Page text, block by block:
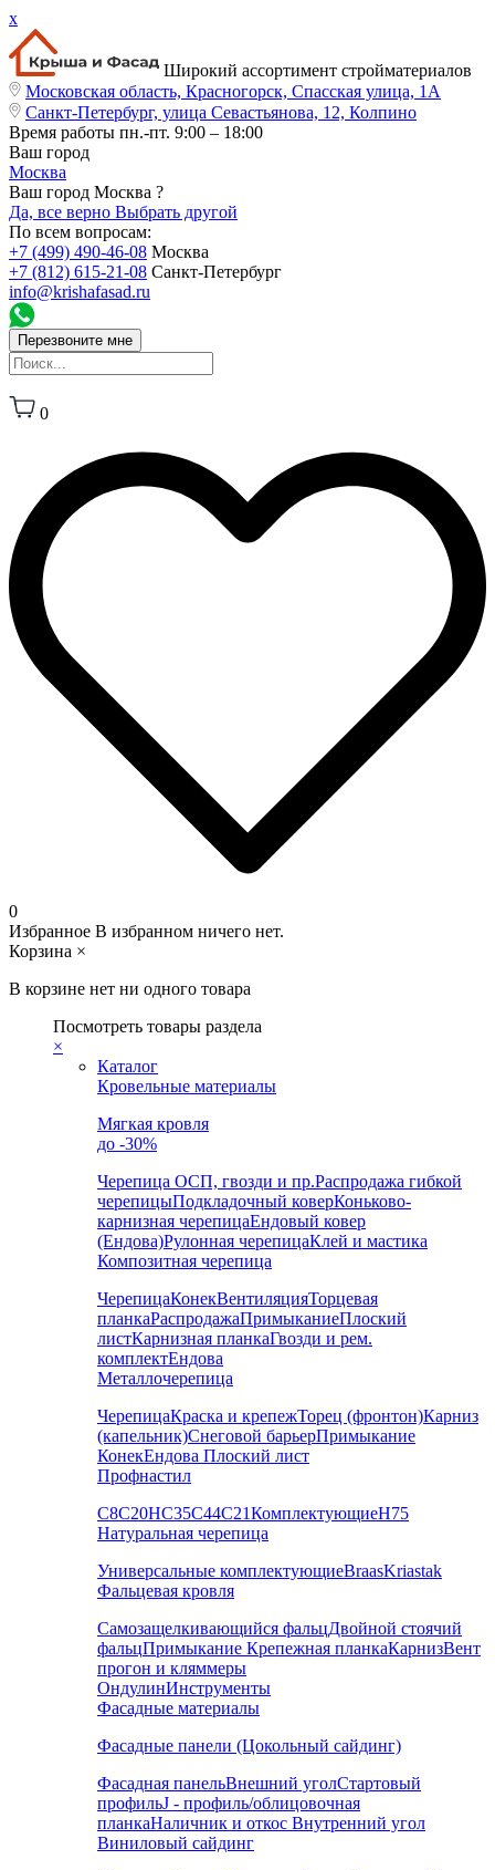
x
Широкий ассортимент стройматериалов
Московская область, Красногорск, Спасская улица, 1А
Санкт-Петербург, улица Севастьянова, 12, Колпино
Время работы пн.-пт. 9:00 – 18:00
Ваш город
Москва
Ваш город Москва ?
Да, все верно Выбрать другой
По всем вопросам:
+7 (499) 490-46-08 Москва
+7 (812) 615-21-08 Санкт-Петербург
info@krishafasad.ru
Перезвоните мне
0
0
Избранное В избранном ничего нет.
Корзина ×
В корзине нет ни одного товара
Посмотреть товары раздела
×
Каталог
Кровельные материалы
Мягкая кровля
до -30%
Черепица ОСП, гвозди и пр.Распродажа гибкой
черепицыПодкладочный коверКоньково-
карнизная черепицаЕндовый ковер
(Ендова)Рулонная черепицаКлей и мастика
Композитная черепица
ЧерепицаКонекВентиляцияТорцевая
планкаРаспродажаПримыканиеПлоский
листКарнизная планкаГвозди и рем.
комплектЕндова
Металлочерепица
ЧерепицаКраска и крепежТорец (фронтон)Карниз
(капельник)Снеговой барьерПримыкание
КонекЕндова Плоский лист
Профнастил
С8С20НС35С44С21КомплектующиеН75
Натуральная черепица
Универсальные комплектующиеBraasKriastak
Фальцевая кровля
Самозащелкивающийся фальцДвойной стоячий
фальцПримыкание Крепежная планкаКарнизВент
прогон и кляммеры
ОндулинИнструменты
Фасадные материалы
Фасадные панели (Цокольный сайдинг)
Фасадная панельВнешний уголСтартовый
профильJ - профиль/облицовочная
планкаНаличник и откос Внутренний угол
Виниловый сайдинг